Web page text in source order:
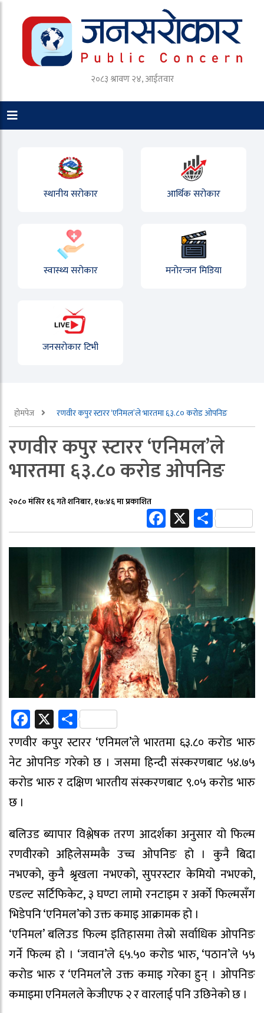
२०८३ श्रावण २४, आईतवार
स्थानीय सरोकार आर्थिक सरोकार
स्वास्थ्य सरोकार मनोरन्जन मिडिया
जनसरोकार टिभी
होमपेज रणवीर कपुर स्टारर ‘एनिमल’ले भारतमा ६३.८० करोड ओपनिङ
रणवीर कपुर स्टारर ‘एनिमल’ले
भारतमा ६३.८० करोड ओपनिङ
२०८० मंसिर १६ गते शनिबार, १७:४६ मा प्रकाशित
Facebook
XShare
Facebook
X Share
रणवीर कपुर स्टारर ‘एनिमल’ले भारतमा ६३.८० करोड भारु
नेट ओपनिङ गरेको छ । जसमा हिन्दी संस्करणबाट ५४.७५
करोड भारु र दक्षिण भारतीय संस्करणबाट ९.०५ करोड भारु
छ ।
बलिउड ब्यापार विश्लेषक तरण आदर्शका अनुसार यो फिल्म
रणवीरको अहिलेसम्मकै उच्च ओपनिङ हो । कुनै बिदा
नभएको, कुनै श्रृखला नभएको, सुपरस्टार केमियो नभएको,
एडल्ट सर्टिफिकेट, ३ घण्टा लामो रनटाइम र अर्को फिल्मसँग
भिडेपनि ‘एनिमल’को उक्त कमाइ आक्रामक हो ।
‘एनिमल’ बलिउड फिल्म इतिहासमा तेस्रो सर्वाधिक ओपनिङ
गर्ने फिल्म हो । ‘जवान’ले ६५.५० करोड भारु, ‘पठान’ले ५५
करोड भारु र ‘एनिमल’ले उक्त कमाइ गरेका हुन् । ओपनिङ
कमाइमा एनिमलले केजीएफ २ र वारलाई पनि उछिनेको छ ।